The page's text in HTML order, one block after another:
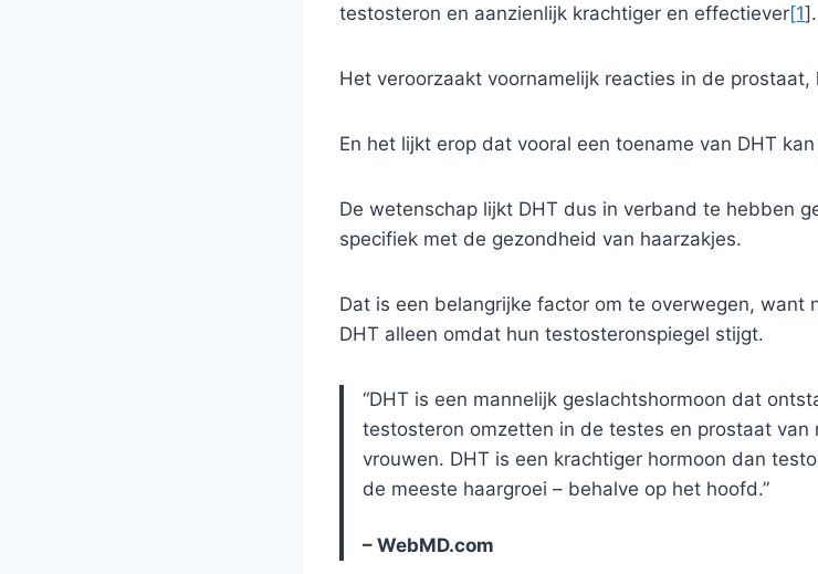
testosteron en aanzienlijk krachtiger en effectiever[1].
Het veroorzaakt voornamelijk reacties in de prostaat,
En het lijkt erop dat vooral een toename van DHT
De wetenschap lijkt DHT dus in verband te hebben
specifiek met de gezondheid van haarzakjes.
Dat is een belangrijke factor om te overwegen, want
DHT alleen omdat hun testosteronspiegel stijgt.
“DHT is een mannelijk geslachtshormoon dat
testosteron omzetten in de testes en prostaat van
vrouwen. DHT is een krachtiger hormoon dan
de meeste haargroei – behalve op het hoofd.”
– WebMD.com